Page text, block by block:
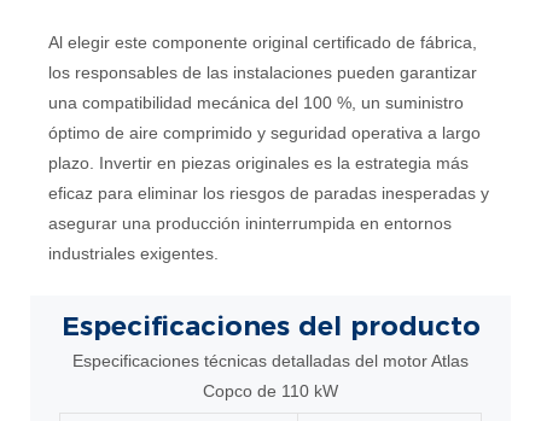
Al elegir este componente original certificado de fábrica,
los responsables de las instalaciones pueden garantizar
una compatibilidad mecánica del 100 %, un suministro
óptimo de aire comprimido y seguridad operativa a largo
plazo. Invertir en piezas originales es la estrategia más
eficaz para eliminar los riesgos de paradas inesperadas y
asegurar una producción ininterrumpida en entornos
industriales exigentes.
Especificacionesdel producto
Especificaciones técnicas detalladas del motor Atlas
Copco de 110 kW